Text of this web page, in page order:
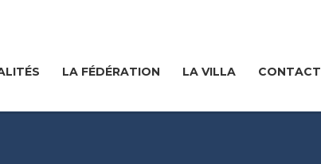
LA FÉDÉRATION LA VILLA CONTACT